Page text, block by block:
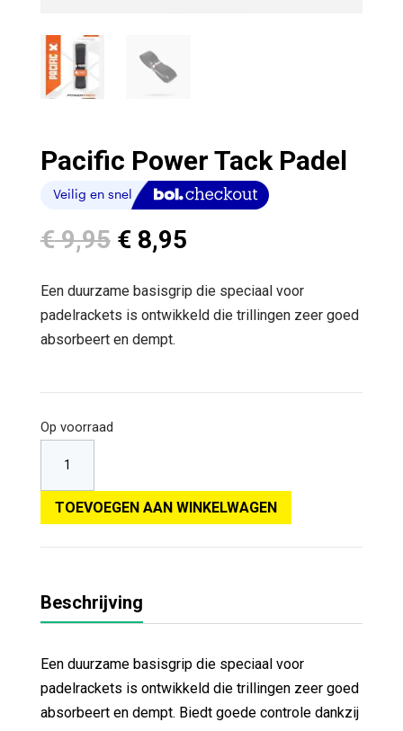
Pacific Power Tack Padel
€9,95 Oorspronkelijke
was:
€ 9,95.
€8,95Huidige
is:
€ 8,95.
Een duurzame basisgrip die speciaal voor
padelrackets is ontwikkeld die trillingen zeer goed
absorbeert en dempt.
Op voorraad
TOEVOEGEN AAN WINKELWAGEN
Beschrijving
Een duurzame basisgrip die speciaal voor
padelrackets is ontwikkeld die trillingen zeer goed
absorbeert en dempt. Biedt goede controle dankzij